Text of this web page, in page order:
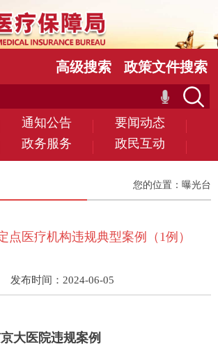
通知公告
要闻动态
政务服务 政民互动
高级搜索 政策文件搜索
您的位置： 曝光台
点医疗机构违规典型案例（1例）
发布时间：2024-06-05
大医院违规案例